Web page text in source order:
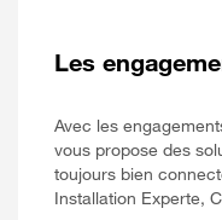
Les
Avec les
vous propose des
toujours bien
Installation Experte,